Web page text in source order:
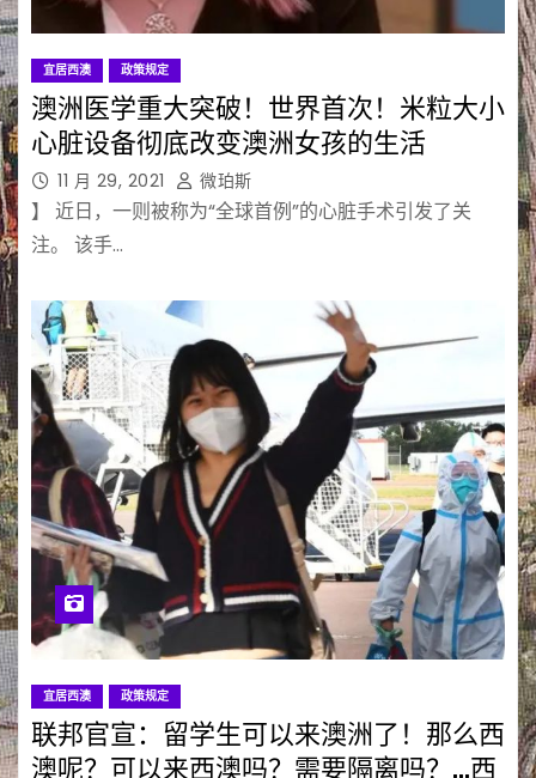
宜居西澳 政策规定
澳洲医学重大突破！世界首次！米粒大小
心脏设备彻底改变澳洲女孩的生活
11 月 29, 2021 微珀斯
】 近日，一则被称为“全球首例”的心脏手术引发了关
注。 该手…
宜居西澳 政策规定
联邦官宣：留学生可以来澳洲了！那么西
澳呢？可以来西澳吗？需要隔离吗？…西